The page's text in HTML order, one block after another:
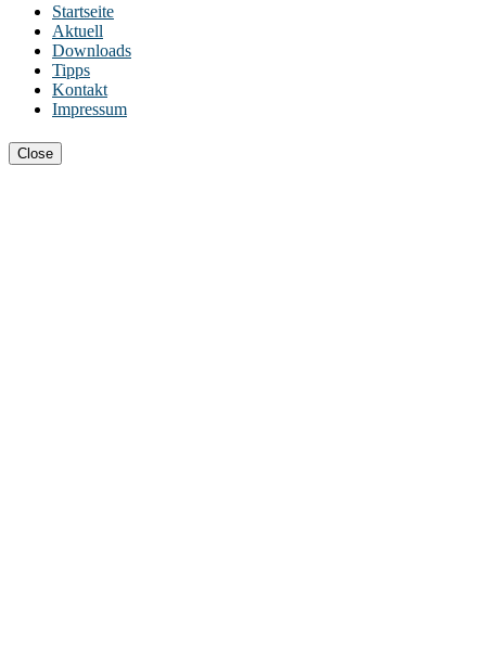
Startseite
Aktuell
Downloads
Tipps
Kontakt
Impressum
Close